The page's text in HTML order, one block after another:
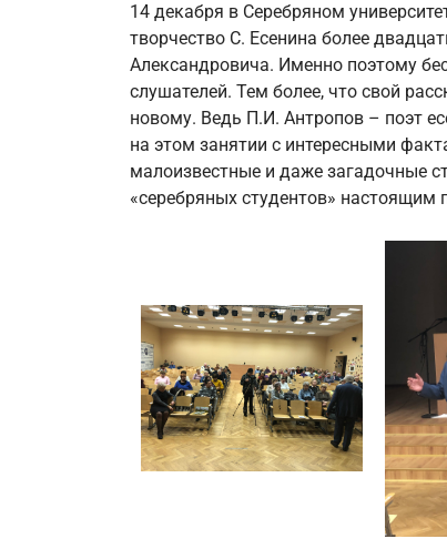
14 декабря в Серебряном
творчество С. Есенина более
Александровича. Именно поэтому
слушателей. Тем более, что свой
новому. Ведь П.И. Антропов – поэт
на этом занятии с интересными
малоизвестные и даже загадочные
«серебряных студентов» настоящим